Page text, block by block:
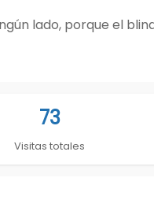
lado, porque el
73
Visitas totales